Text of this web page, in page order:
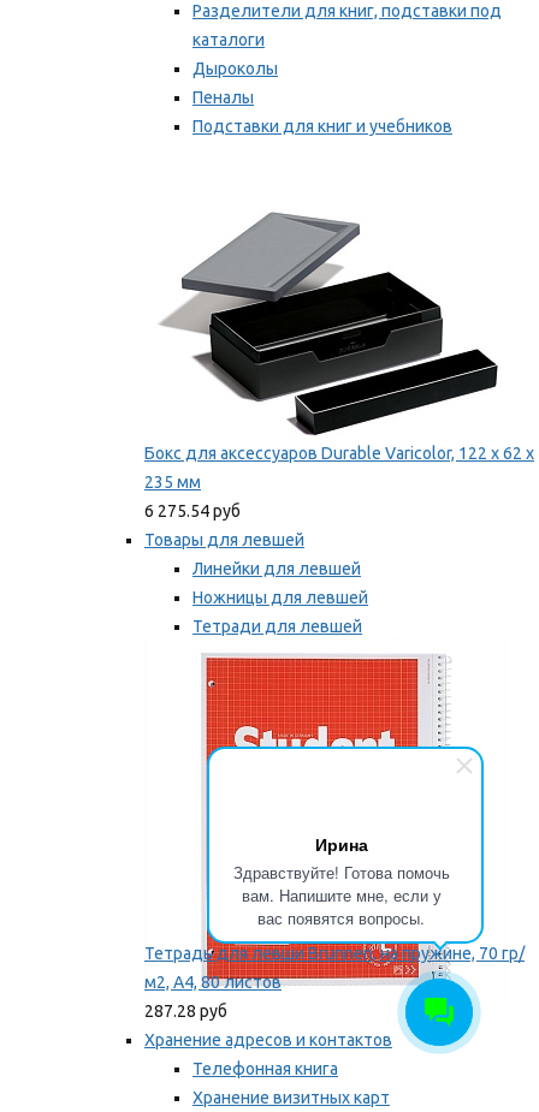
Ирина
Здравствуйте! Готова помочь
вам. Напишите мне, если у
вас появятся вопросы.
Разделители для книг, подставки под
каталоги
Дыроколы
Пеналы
Подставки для книг и учебников
Бокс для аксессуаров Durable Varicolor, 122 x 62 x
235 мм
6 275.54 руб
Товары для левшей
Линейки для левшей
Ножницы для левшей
Тетради для левшей
Точилки для левшей
Мы рекомендуем
Тетрадь для левши Brunnen, на пружине, 70 гр/
м2, А4, 80 листов
287.28 руб
Хранение адресов и контактов
Телефонная книга
Хранение визитных карт